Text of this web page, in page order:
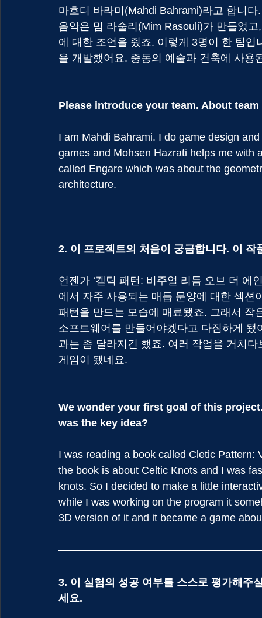
마흐디 바라미(Mahdi Bahrami)라고 합니
음악은 밈 라술리(Mim Rasouli)가 만들었
에 대한 조언을 줬죠. 이렇게 3명이 한 팀입
을 개발했어요. 중동의 예술과 건축에 사
Please introduce your team. About
I am Mahdi Bahrami. I do game design
games and Mohsen Hazrati helps me
called Engare which was about the
architecture.
2. 이 프로젝트의 처음이 궁금합니다. 이
언젠가 ‘켈틱 패턴: 비주얼 리듬 오브 더 에
에서 자주 사용되는 매듭 문양에 대한 섹
패턴을 만드는 모습에 매료됐죠. 그래서
소프트웨어를 만들어야겠다고 다짐하게
과는 좀 달라지긴 했죠. 여러 작업을 거치
게임이 됐네요.
We wonder your first goal of this
was the key idea?
I was reading a book called Cletic
the book is about Celtic Knots and I was
knots. So I decided to make a little
while I was working on the program it
3D version of it and it became a game
3. 이 실험의 성공 여부를 스스로 평가해주
세요.